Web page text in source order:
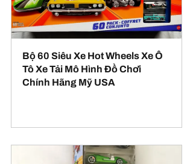
Bộ 60 Siêu Xe Hot Wheels Xe Ô
Tô Xe Tải Mô Hình Đồ Chơi
Chính Hãng Mỹ USA